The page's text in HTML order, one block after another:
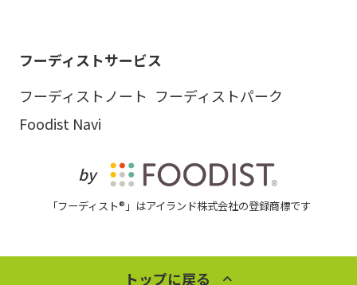
フーディストサービス
フーディストノート フーディストパーク
Foodist Navi
by
「フーディスト®」はアイランド株式会社の登録商標です
トップに戻る